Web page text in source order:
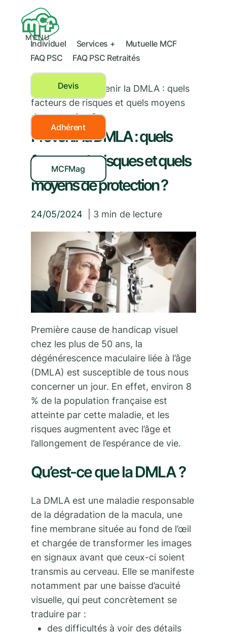
MENU
Individuel Services +
Mutuelle MCF
FAQ PSC
FAQ PSC Retraités
Devis
Adhérent
MCFMag
Prévention
Prévenir la DMLA : quels
facteurs de risques et quels moyens
de protection ?
Prévenir la DMLA : quels
facteurs de risques et quels
moyens de protection ?
24/05/2024 3 min de lecture
Première cause de handicap visuel
chez les plus de 50 ans, la
dégénérescence maculaire liée à l’âge
(DMLA) est susceptible de tous nous
concerner un jour. En effet, environ 8
% de la population française est
atteinte par cette maladie, et les
risques augmentent avec l’âge et
l’allongement de l’espérance de vie.
Qu’est-ce que la DMLA ?
La DMLA est une maladie responsable
de la dégradation de la macula, une
fine membrane située au fond de l’œil
et chargée de transformer les images
en signaux avant que ceux-ci soient
transmis au cerveau. Elle se manifeste
notamment par une baisse d’acuité
visuelle, qui peut concrètement se
traduire par :
des difficultés à voir des détails